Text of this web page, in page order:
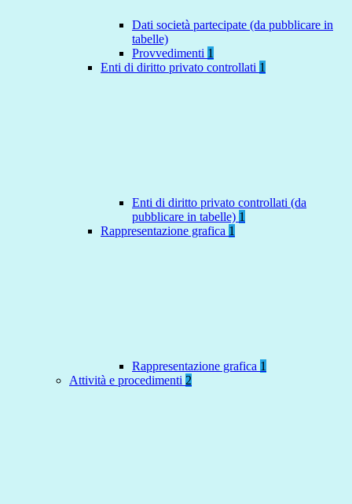
Dati società partecipate (da pubblicare in
tabelle)
Provvedimenti 1
Enti di diritto privato controllati 1
Enti di diritto privato controllati (da
pubblicare in tabelle) 1
Rappresentazione grafica 1
Rappresentazione grafica 1
Attività e procedimenti 2